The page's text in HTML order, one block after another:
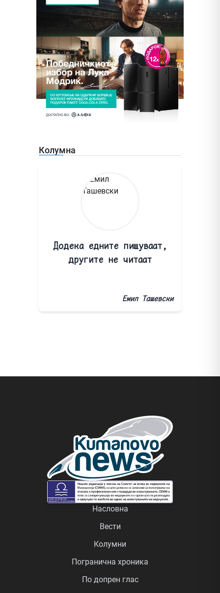
Колумна
Додека едните пишуваат,
другите не читаат
Емил Ташевски
Насловна
Вести
Колумни
Погранична хроника
По допрен глас